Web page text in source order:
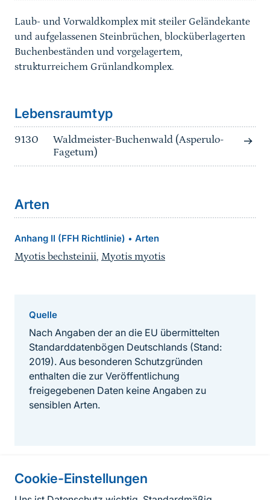
Cookie-Einstellungen
Laub- und Vorwaldkomplex mit steiler Geländekante
und aufgelassenen Steinbrüchen, blocküberlagerten
Buchenbeständen und vorgelagertem,
strukturreichem Grünlandkomplex.
Lebensraumtyp
9130
Waldmeister-Buchenwald (Asperulo-
Fagetum)
Arten
Anhang II (FFH Richtlinie) • Arten
Myotis bechsteinii, Myotis myotis
Quelle
Nach Angaben der an die EU übermittelten
Standarddatenbögen Deutschlands (Stand:
2019). Aus besonderen Schutzgründen
enthalten die zur Veröffentlichung
freigegebenen Daten keine Angaben zu
sensiblen Arten.
Informationen zur Seite